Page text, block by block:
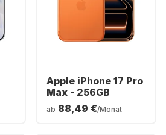
Apple iPhone 17 Pro
Max - 256GB
ab 88,49 €/Monat